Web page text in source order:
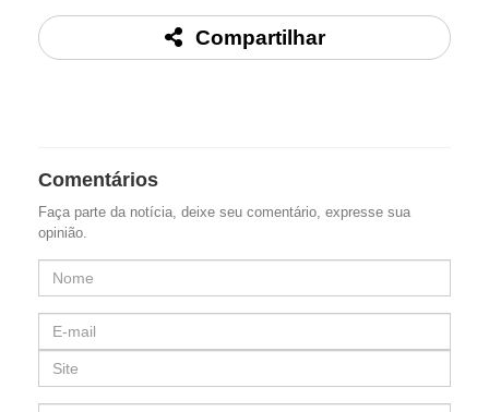
Compartilhar
Comentários
Faça parte da notícia, deixe seu comentário, expresse sua
opinião.